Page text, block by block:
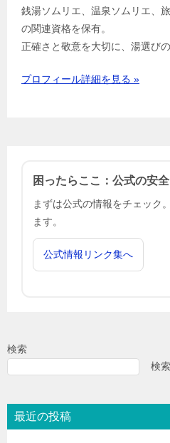
銭湯ソムリエ、温泉ソムリエ、
の関連資格を保有。
正確さと敬意を大切に、湯選び
プロフィール詳細を見る »
困ったらここ：公式の安
まずは公式の情報をチェック
ます。
公式情報リンク集へ
検索
検索
最近の投稿